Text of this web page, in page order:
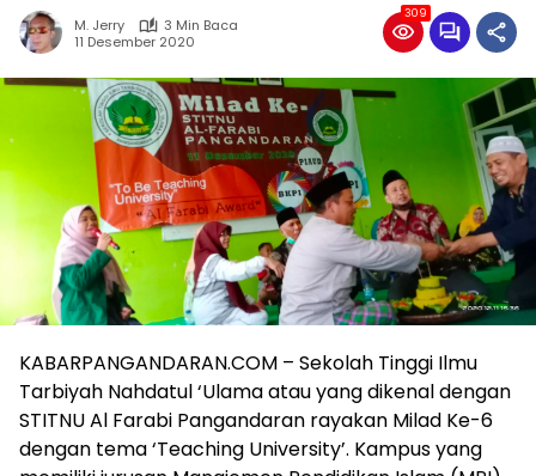
M. Jerry
3 Min Baca
11 Desember 2020
309
KABARPANGANDARAN.COM – Sekolah Tinggi Ilmu
Tarbiyah Nahdatul ‘Ulama atau yang dikenal dengan
STITNU Al Farabi Pangandaran rayakan Milad Ke-6
dengan tema ‘Teaching University’. Kampus yang